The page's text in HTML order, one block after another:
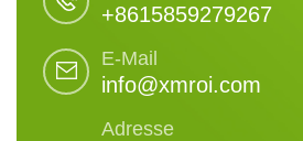
+8615859279267
E-Mail
info@xmroi.com
Adresse